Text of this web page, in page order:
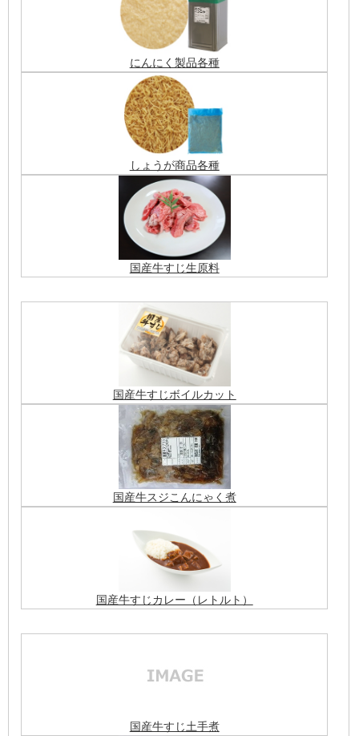
にんにく製品各種
しょうが商品各種
国産牛すじ生原料
国産牛すじボイルカット
国産牛スジこんにゃく煮
国産牛すじカレー（レトルト）
国産牛すじ土手煮